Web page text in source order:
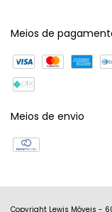
Meios de
Meios de envio
Copyright Lewis Móveis -